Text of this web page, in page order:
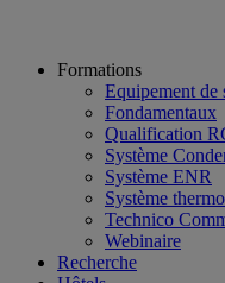
Formations
Equipement de
Fondamentaux
Qualification
Système
Système ENR
Système
Technico
Webinaire
Recherche